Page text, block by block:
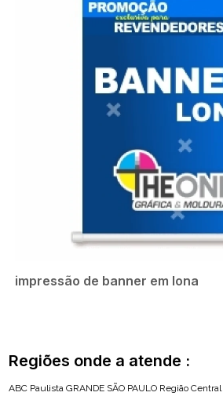
impressão de banner em lona
Regiões onde a atende :
ABC Paulista GRANDE SÃO PAULO Região Central